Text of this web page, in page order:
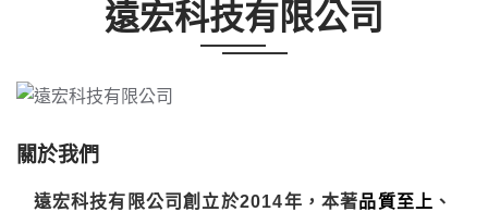
遠宏科技有限公司
關於我們
遠宏科技有限公司創立於2014年，本著品質至上 、